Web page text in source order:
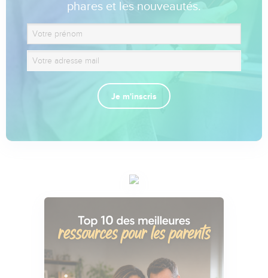
phares et les nouveautés.
Je m'inscris